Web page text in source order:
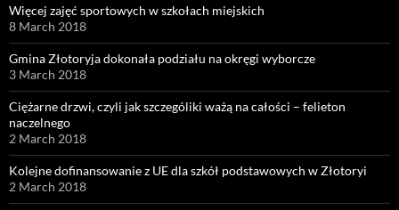
Więcej zajęć sportowych w szkołach miejskich
8 March 2018
Gmina Złotoryja dokonała podziału na okręgi wyborcze
3 March 2018
Ciężarne drzwi, czyli jak szczególiki ważą na całości – felieton
naczelnego
2 March 2018
Kolejne dofinansowanie z UE dla szkół podstawowych w Złotoryi
2 March 2018